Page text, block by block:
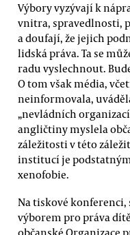
Výbory vyzývají k
vnitra, spravedlnosti,
a doufají, že jejich
lidská práva. Ta se
radu vyslechnout.
O tom však média,
neinformovala,
„nevládních
angličtiny myslela
záležitosti v této
institucí je
xenofobie.
Na tiskové
výborem pro práva
občanské Organizace